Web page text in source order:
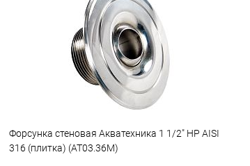
К сравнению Под заказ
Форсунка стеновая Акватехника 1 1/2" НР AISI
316 (плитка) (AT03.36M)